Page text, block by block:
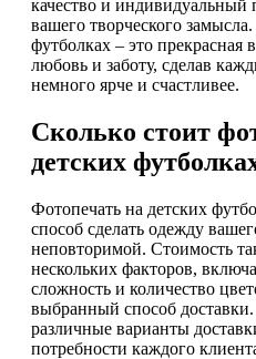
качество и индивидуальный
вашего творческого
футболках – это прекрасная
любовь и заботу, сделав
немного ярче и счастливее.
Сколько стоит
детских
Фотопечать на детских
способ сделать одежду
неповторимой. Стоимость
нескольких факторов,
сложность и количество
выбранный способ
различные варианты
потребности каждого